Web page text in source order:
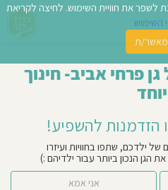
פרחי אביב- חינוך
להשפיע!
ילדכם, שתפו בחוויות ועיזרו
הגן הנכון ביותר עבור ילדיהם :)
אני אמא
לשפר את חוויית השימוש. לחיצה לקריאת
השימוש
מאשר/ת